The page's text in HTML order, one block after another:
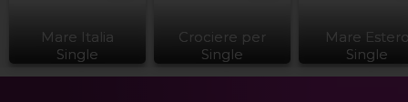
Mare Italia
Single
Crociere per
Single
Mare
Single